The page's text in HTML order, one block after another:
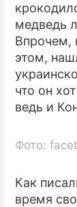
медведь
Впрочем,
этом,
что он
ведь и
Фото:
Как
время